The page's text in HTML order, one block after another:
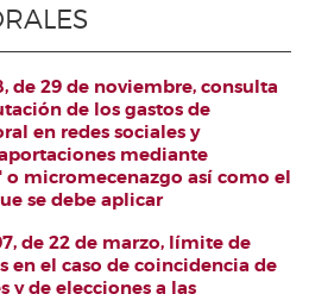
de 29 de noviembre, consulta
de los gastos de
en redes sociales y
mediante
micromecenazgo así como el
se debe aplicar
de 22 de marzo, límite de
en el caso de coincidencia de
y de elecciones a las